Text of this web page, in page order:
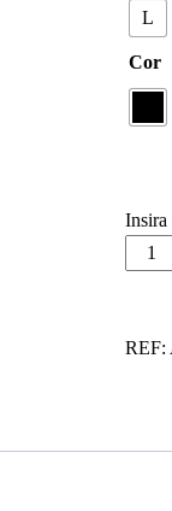
L
Cor
Insira
de
REF: